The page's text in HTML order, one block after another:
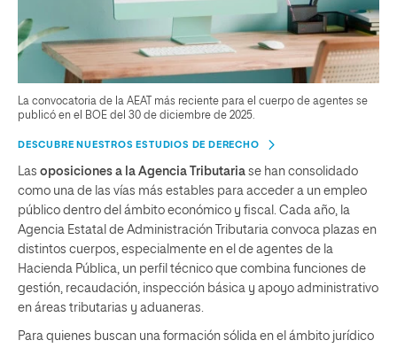
La convocatoria de la AEAT más reciente para el cuerpo de agentes se
publicó en el BOE del 30 de diciembre de 2025.
DESCUBRE NUESTROS ESTUDIOS DE DERECHO
Las oposiciones a la Agencia Tributaria se han consolidado
como una de las vías más estables para acceder a un empleo
público dentro del ámbito económico y fiscal. Cada año, la
Agencia Estatal de Administración Tributaria convoca plazas en
distintos cuerpos, especialmente en el de agentes de la
Hacienda Pública, un perfil técnico que combina funciones de
gestión, recaudación, inspección básica y apoyo administrativo
en áreas tributarias y aduaneras.
Para quienes buscan una formación sólida en el ámbito jurídico